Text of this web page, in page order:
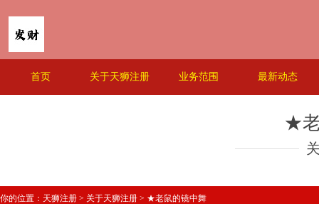
首页 关于天狮注册 业务范围 最新动态
★
你的位置： 天狮注册 > 关于天狮注册 > ★老鼠的镜中舞